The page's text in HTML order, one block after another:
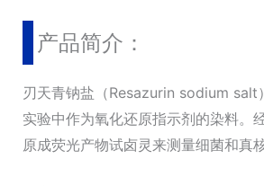
数
量
产品简介：
刃天青钠盐（Resazurin sodium salt
实验中作为氧化还原指示剂的染料。
原成荧光产物试卤灵来测量细菌和真